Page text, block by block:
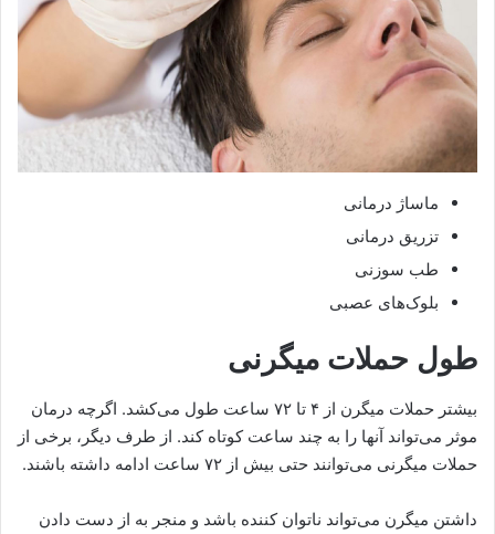
ماساژ درمانی
تزریق درمانی
طب سوزنی
بلوک‌های عصبی
طول حملات میگرنی
بیشتر حملات میگرن از ۴ تا ۷۲ ساعت طول می‌کشد. اگرچه درمان
موثر می‌تواند آنها را به چند ساعت کوتاه کند. از طرف دیگر، برخی از
حملات میگرنی می‌توانند حتی بیش از ۷۲ ساعت ادامه داشته باشند.
داشتن میگرن می‌تواند ناتوان کننده باشد و منجر به از دست دادن